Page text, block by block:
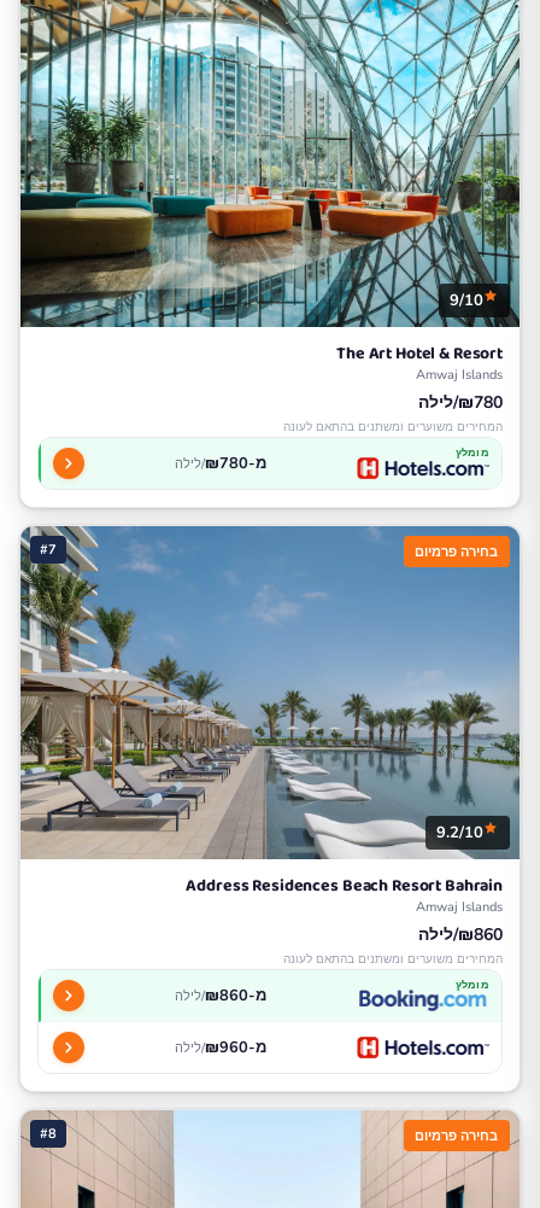
9/10
The Art Hotel & Resort
Amwaj Islands
₪780/לילה
המחירים משוערים ומשתנים בהתאם לעונה
מומלץ מ-₪780 /לילה
#7 בחירה פרמיום
9.2/10
Address Residences Beach Resort Bahrain
Amwaj Islands
₪860/לילה
המחירים משוערים ומשתנים בהתאם לעונה
מומלץ מ-₪860 /לילה
מ-₪960 /לילה
#8 בחירה פרמיום